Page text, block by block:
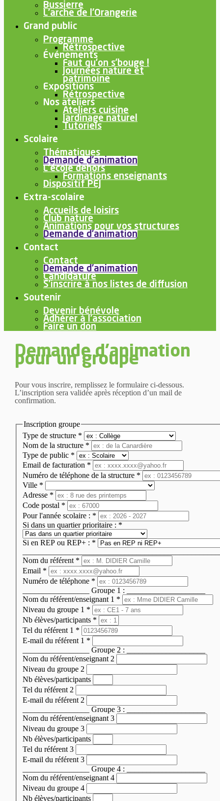
Bussierre
L’arche de l’Orangerie
Grand public
Programme
Rétrospective
Événements
Faut qu’on s’bouge !
Journées nature et
patrimoine
Expositions
Rétrospective
Nos ateliers
Ateliers cuisine
Jardinage naturel
Tutoriels
Scolaire
Thématiques
Demande d’animation
L’école dehors
Formations enseignants
Dispositif PEJ
Extra-scolaire
Accueils de loisirs
Club nature
Animations pour vos structures
Demande d’animation
Contact
Contact
Demande d’animation
Candidature
S’inscrire à nos listes de diffusion
Soutenir
Devenir bénévole
Adhérer à l’association
Faire un don
Demande d’animation
pour un groupe
Pour vous inscrire, remplissez le formulaire ci-dessous.
L’inscription sera validée après réception d’un mail de
confirmation.
Inscription groupe
Type de structure *
Nom de la structure *
Type de public *
Email de facturation *
Numéro de téléphone de la structure *
Ville *
Adresse *
Code postal *
Pour l'année scolaire : *
Si dans un quartier prioritaire : *
Si en REP ou REP+ : *
Nom du référent *
Email *
Numéro de téléphone *
_________________ Groupe 1 : ____________________
Nom du référent/enseignant 1 *
Niveau du groupe 1 *
Nb élèves/participants *
Tel du référent 1 *
E-mail du référent 1 *
_________________ Groupe 2 : ____________________
Nom du référent/enseignant 2
Niveau du groupe 2
Nb élèves/participants
Tel du référent 2
E-mail du référent 2
_________________ Groupe 3 : ____________________
Nom du référent/enseignant 3
Niveau du groupe 3
Nb élèves/participants
Tel du référent 3
E-mail du référent 3
_________________ Groupe 4 : ____________________
Nom du référent/enseignant 4
Niveau du groupe 4
Nb élèves/participants